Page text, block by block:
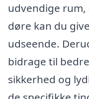
udvendige rum,
døre kan du
udseende.
bidrage til
sikkerhed og